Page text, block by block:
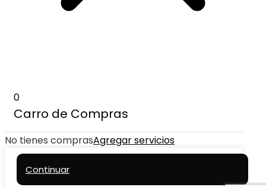
0
Carro de Compras
No tienes comprasAgregar servicios
Continuar